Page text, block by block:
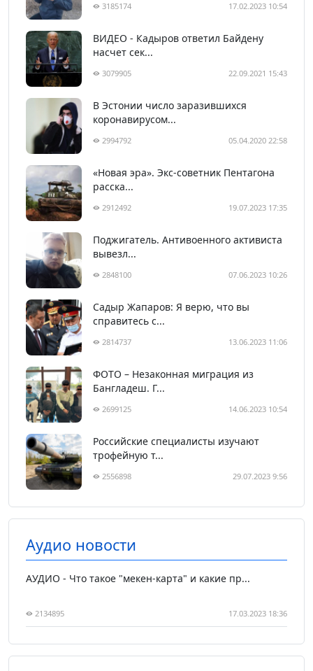
3185174 17.02.2023 10:54
ВИДЕО - Кадыров ответил Байдену
насчет сек...
3079905 22.09.2021 15:43
В Эстонии число заразившихся
коронавирусом...
2994792 05.04.2020 22:58
«Новая эра». Экс-советник Пентагона
расска...
2912492 19.07.2023 17:35
Поджигатель. Антивоенного активиста
вывезл...
2848100 07.06.2023 10:26
Садыр Жапаров: Я верю, что вы
справитесь с...
2814737 13.06.2023 11:06
ФОТО – Незаконная миграция из
Бангладеш. Г...
2699125 14.06.2023 10:54
Российские специалисты изучают
трофейную т...
2556898 29.07.2023 9:56
Аудио новости
АУДИО - Что такое "мекен-карта" и какие пр...
2134895 17.03.2023 18:36